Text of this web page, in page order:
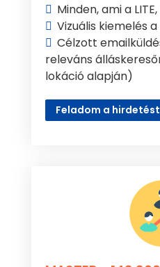
Minden, ami a
Vizuális kiemelés
Célzott
releváns
lokáció alapján)
Feladom a hirdetést